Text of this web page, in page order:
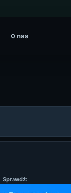
O nas
Sprawdź: